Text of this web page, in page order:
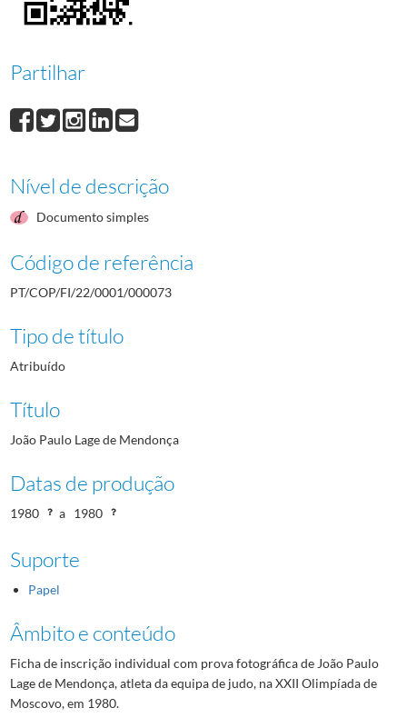
000074
José António Gonçalves Branco
000075Eurico Jorge Mendonça Perdigão
000077
Partilhar
Nível de descrição
Documento simples
Código de referência
PT/COP/FI/22/0001/000073
Tipo de título
Atribuído
Título
João Paulo Lage de Mendonça
Datas de produção
1980 a 1980
Suporte
Papel
Âmbito e conteúdo
Ficha de inscrição individual com prova fotográfica de João Paulo
Lage de Mendonça, atleta da equipa de judo, na XXII Olimpíada de
Moscovo, em 1980.